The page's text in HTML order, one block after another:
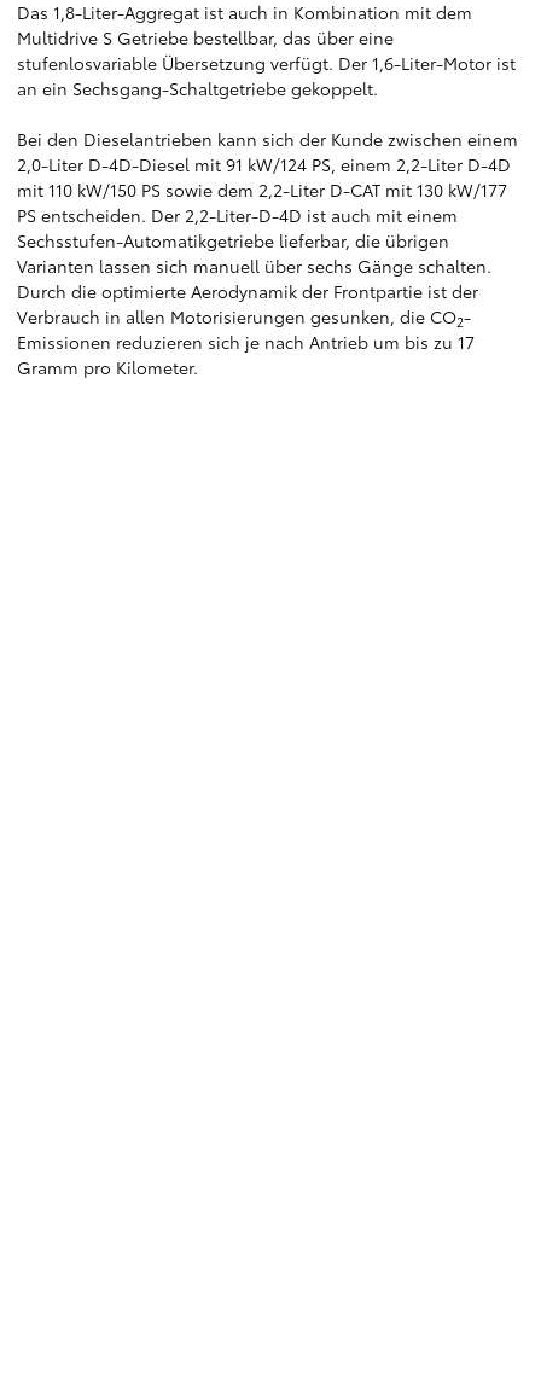
Das 1,8-Liter-Aggregat ist auch in Kombination mit dem
Multidrive S Getriebe bestellbar, das über eine
stufenlosvariable Übersetzung verfügt. Der 1,6-Liter-Motor ist
an ein Sechsgang-Schaltgetriebe gekoppelt.
Bei den Dieselantrieben kann sich der Kunde zwischen einem
2,0-Liter D-4D-Diesel mit 91 kW/124 PS, einem 2,2-Liter D-4D
mit 110 kW/150 PS sowie dem 2,2-Liter D-CAT mit 130 kW/177
PS entscheiden. Der 2,2-Liter-D-4D ist auch mit einem
Sechsstufen-Automatikgetriebe lieferbar, die übrigen
Varianten lassen sich manuell über sechs Gänge schalten.
Durch die optimierte Aerodynamik der Frontpartie ist der
Verbrauch in allen Motorisierungen gesunken, die CO2-
Emissionen reduzieren sich je nach Antrieb um bis zu 17
Gramm pro Kilometer.